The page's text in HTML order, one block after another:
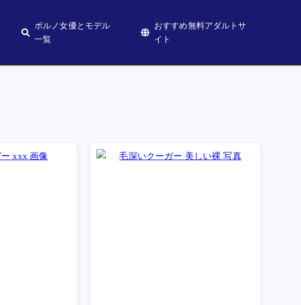
ポルノ女優とモデル
一覧
おすすめ無料アダルトサ
イト